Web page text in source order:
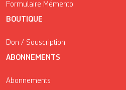
Formulaire Mémento
BOUTIQUE
Don / Souscription
ABONNEMENTS
Abonnements